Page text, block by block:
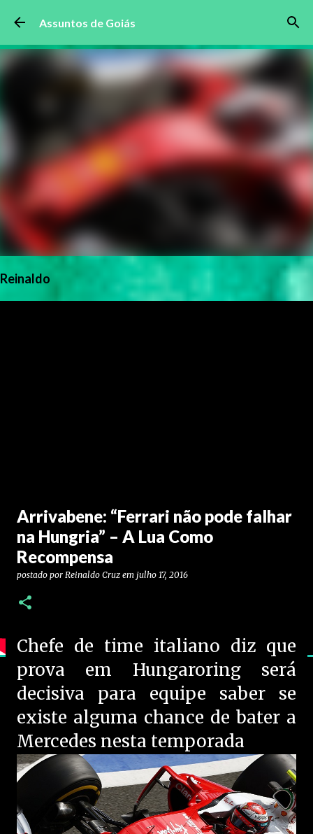
Pular para o conteúdo principal
Assuntos de Goiás
Reinaldo
Arrivabene: “Ferrari não pode falhar
na Hungria” – A Lua Como
Recompensa
postado por Reinaldo Cruz em julho 17, 2016
Chefe de time italiano diz que
prova em Hungaroring será
decisiva para equipe saber se
existe alguma chance de bater a
Mercedes nesta temporada